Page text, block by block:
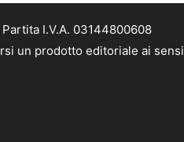
I.V.A. 03144800608
un prodotto editoriale ai sensi